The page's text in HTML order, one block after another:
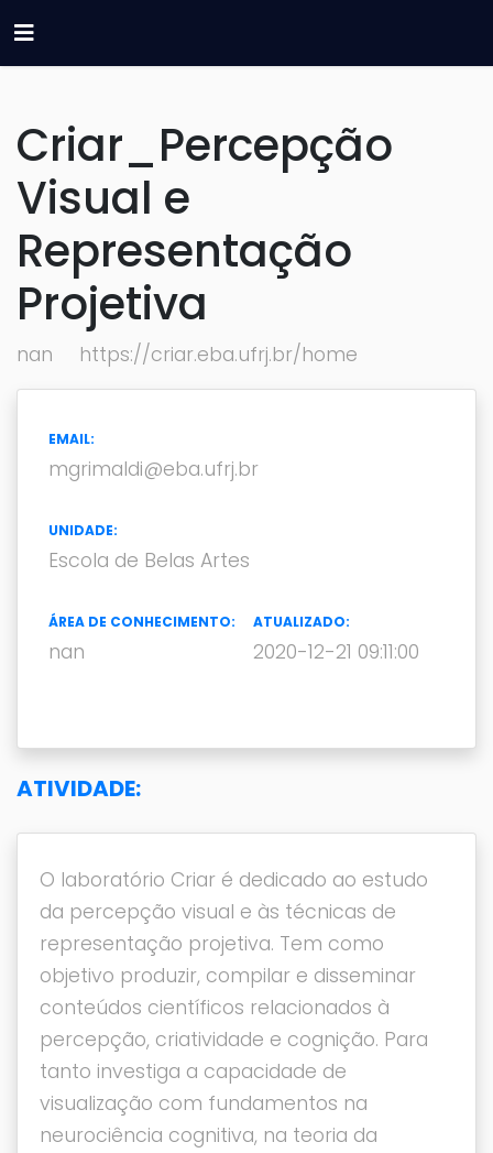
Criar_Percepção
Visual e
Representação
Projetiva
nan https://criar.eba.ufrj.br/home
EMAIL:
mgrimaldi@eba.ufrj.br
UNIDADE:
Escola de Belas Artes
ÁREA DE CONHECIMENTO:
nan
ATUALIZADO:
2020-12-21 09:11:00
ATIVIDADE:
O laboratório Criar é dedicado ao estudo
da percepção visual e às técnicas de
representação projetiva. Tem como
objetivo produzir, compilar e disseminar
conteúdos científicos relacionados à
percepção, criatividade e cognição. Para
tanto investiga a capacidade de
visualização com fundamentos na
neurociência cognitiva, na teoria da